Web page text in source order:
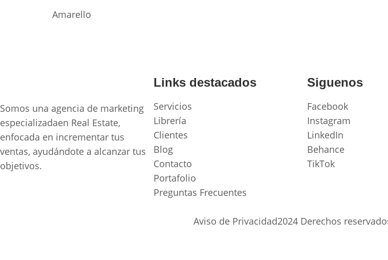
Amarello
Somos una agencia de marketing
especializadaen Real Estate,
enfocada en incrementar tus
ventas, ayudándote a alcanzar tus
objetivos.
Links destacados
Servicios
Librería
Clientes
Blog
Contacto
Portafolio
Preguntas Frecuentes
Siguenos
Facebook
Instagram
LinkedIn
Behance
TikTok
Aviso de Privacidad2024 Derechos